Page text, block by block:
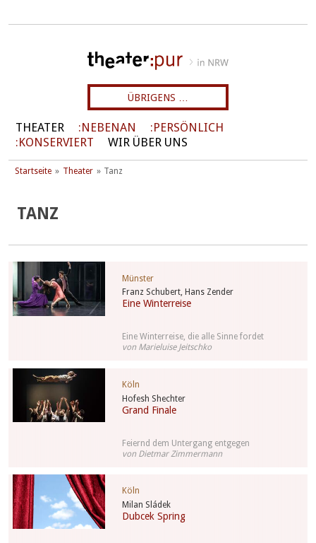
ÜBRIGENS …
THEATER NEBENAN
PERSÖNLICH
KONSERVIERT
WIR ÜBER UNS
Startseite Theater Tanz
TANZ
Franz Schubert, Hans Zender
Eine Winterreise
Münster
Eine Winterreise, die alle Sinne fordet
von Marieluise Jeitschko
Hofesh Shechter
Grand Finale
Köln
Feiernd dem Untergang entgegen
von Dietmar Zimmermann
Milan Sládek
Dubcek Spring
Köln